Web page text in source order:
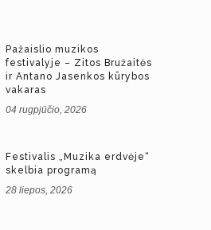
Pažaislio muzikos
festivalyje – Zitos Bružaitės
ir Antano Jasenkos kūrybos
vakaras
04 rugpjūčio, 2026
Festivalis „Muzika erdvėje“
skelbia programą
28 liepos, 2026